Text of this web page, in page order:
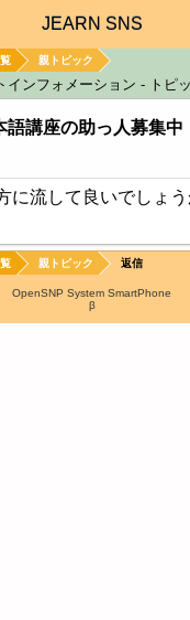
JEARN SNS
親トピック
インフォメーション - トピ
語講座の助っ人募集中
に流して良いでしょう
親トピック 返信
OpenSNP System SmartPhone
β